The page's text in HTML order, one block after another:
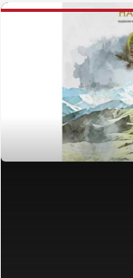
NAJNOVIJE